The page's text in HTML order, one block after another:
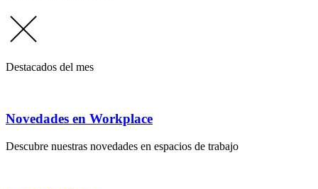
Destacados del mes
Novedades en Workplace
Descubre nuestras novedades en espacios de trabajo